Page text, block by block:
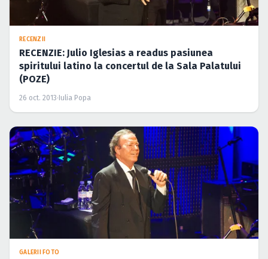
RECENZII
RECENZIE: Julio Iglesias a readus pasiunea
spiritului latino la concertul de la Sala Palatului
(POZE)
26 oct. 2013· Iulia Popa
GALERII FOTO